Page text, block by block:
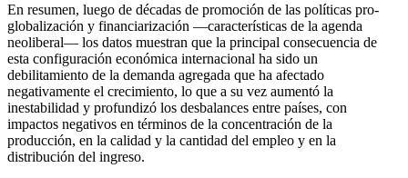
En resumen, luego de décadas de promoción de las políticas pro-
globalización y financiarización —características de la agenda
neoliberal— los datos muestran que la principal consecuencia de
esta configuración económica internacional ha sido un
debilitamiento de la demanda agregada que ha afectado
negativamente el crecimiento, lo que a su vez aumentó la
inestabilidad y profundizó los desbalances entre países, con
impactos negativos en términos de la concentración de la
producción, en la calidad y la cantidad del empleo y en la
distribución del ingreso.